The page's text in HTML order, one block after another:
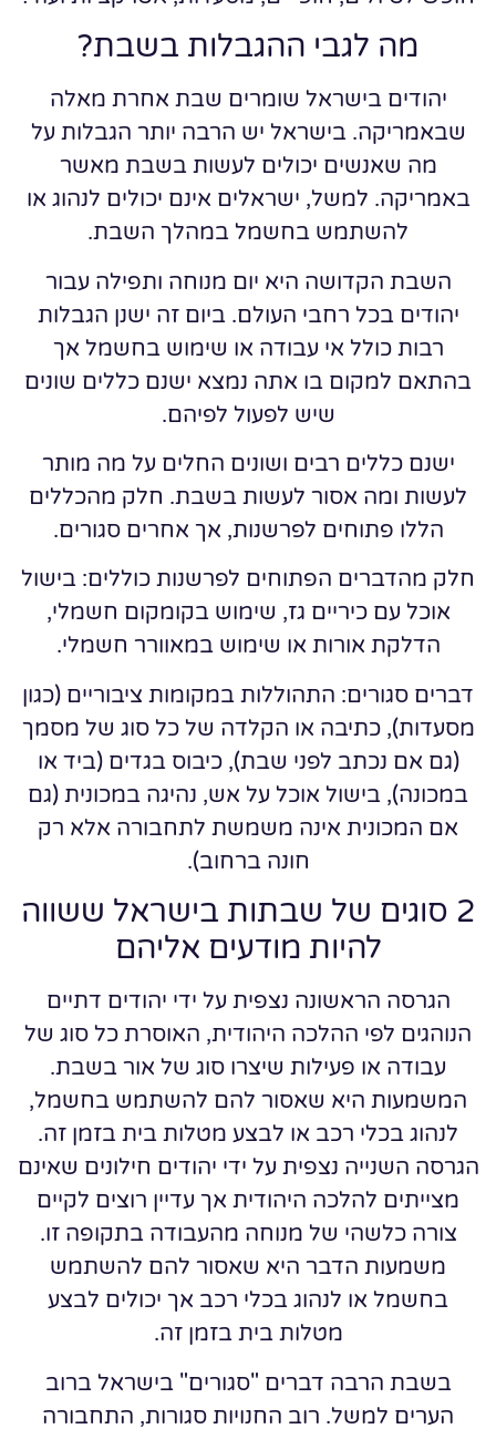
מה לגבי ההגבלות בשבת?
יהודים בישראל שומרים שבת אחרת מאלה
שבאמריקה. בישראל יש הרבה יותר הגבלות על
מה שאנשים יכולים לעשות בשבת מאשר
באמריקה. למשל, ישראלים אינם יכולים לנהוג או
להשתמש בחשמל במהלך השבת.
השבת הקדושה היא יום מנוחה ותפילה עבור
יהודים בכל רחבי העולם. ביום זה ישנן הגבלות
רבות כולל אי עבודה או שימוש בחשמל אך
בהתאם למקום בו אתה נמצא ישנם כללים שונים
שיש לפעול לפיהם.
ישנם כללים רבים ושונים החלים על מה מותר
לעשות ומה אסור לעשות בשבת. חלק מהכללים
הללו פתוחים לפרשנות, אך אחרים סגורים.
חלק מהדברים הפתוחים לפרשנות כוללים: בישול
אוכל עם כיריים גז, שימוש בקומקום חשמלי,
הדלקת אורות או שימוש במאוורר חשמלי.
דברים סגורים: התהוללות במקומות ציבוריים (כגון
מסעדות), כתיבה או הקלדה של כל סוג של מסמך
(גם אם נכתב לפני שבת), כיבוס בגדים (ביד או
במכונה), בישול אוכל על אש, נהיגה במכונית (גם
אם המכונית אינה משמשת לתחבורה אלא רק
חונה ברחוב).
2 סוגים של שבתות בישראל ששווה
להיות מודעים אליהם
הגרסה הראשונה נצפית על ידי יהודים דתיים
הנוהגים לפי ההלכה היהודית, האוסרת כל סוג של
עבודה או פעילות שיצרו סוג של אור בשבת.
המשמעות היא שאסור להם להשתמש בחשמל,
לנהוג בכלי רכב או לבצע מטלות בית בזמן זה.
הגרסה השנייה נצפית על ידי יהודים חילונים שאינם
מצייתים להלכה היהודית אך עדיין רוצים לקיים
צורה כלשהי של מנוחה מהעבודה בתקופה זו.
משמעות הדבר היא שאסור להם להשתמש
בחשמל או לנהוג בכלי רכב אך יכולים לבצע
מטלות בית בזמן זה.
בשבת הרבה דברים "סגורים" בישראל ברוב
הערים למשל. רוב החנויות סגורות, התחבורה